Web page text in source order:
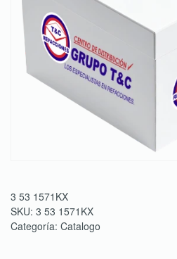
3 53 1571KX
SKU: 3 53 1571KX
Categoría: Catalogo